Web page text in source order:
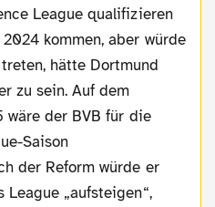
League qualifizieren
kommen, aber würde
hätte Dortmund
zu sein. Auf dem
wäre der BVB für die
Saison
der Reform würde er
„aufsteigen“,